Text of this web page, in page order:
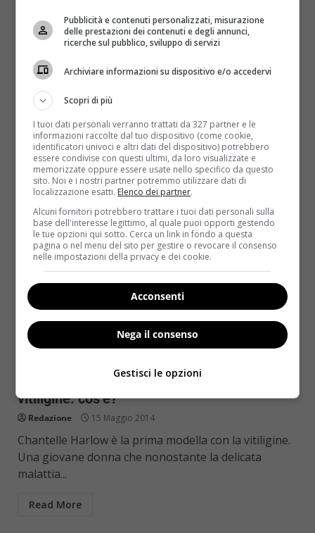
Giornata Mondiale della vitiligine: le
domande più frequenti
Roberta Gerboni
La vitiligine esiste da sempre eppure solo negli ultimi
anni è venuta sempre più allo scoperto. Complici
artisti di...
Read More
Bellezza
Chantelle Harlow la prima modella con la
vitiligine: cos’è?
Redazione 15 Maggio 2014
Chantelle Harlow è la prima modella con la vitiligine.
Una giovane donna che nonostante la delicata
malattia...
Read More
Pubblicità e contenuti personalizzati, misurazione
delle prestazioni dei contenuti e degli annunci,
ricerche sul pubblico, sviluppo di servizi
Archiviare informazioni su dispositivo e/o accedervi
Scopri di più
I tuoi dati personali verranno trattati da 327 partner e le
informazioni raccolte dal tuo dispositivo (come cookie,
identificatori univoci e altri dati del dispositivo) potrebbero
essere condivise con questi ultimi, da loro visualizzate e
memorizzate oppure essere usate nello specifico da questo
sito. Noi e i nostri partner potremmo utilizzare dati di
localizzazione esatti. Elenco dei partner.
Alcuni fornitori potrebbero trattare i tuoi dati personali sulla
base dell'interesse legittimo, al quale puoi opporti gestendo
le tue opzioni qui sotto. Cerca un link in fondo a questa
pagina o nel menu del sito per gestire o revocare il consenso
nelle impostazioni della privacy e dei cookie.
Acconsenti
Nega il consenso
Gestisci le opzioni